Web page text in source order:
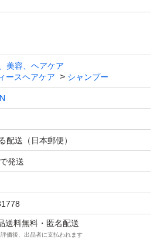
ます。
してます。
解下さい。
なりますが、仕入経路保護の為、
あります。
え下さい。
組み合わせなど、お気軽にご連絡
美容、ヘアケア
ースヘアケア
シャンプー
配送（日本郵便）
発送
送料無料・匿名配送
価後、出品者に支払われます